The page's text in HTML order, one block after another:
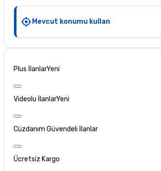
Mevcut konumu kullan
Plus İlanlarYeni
Videolu İlanlarYeni
Cüzdanım Güvendeli İlanlar
Ücretsiz Kargo